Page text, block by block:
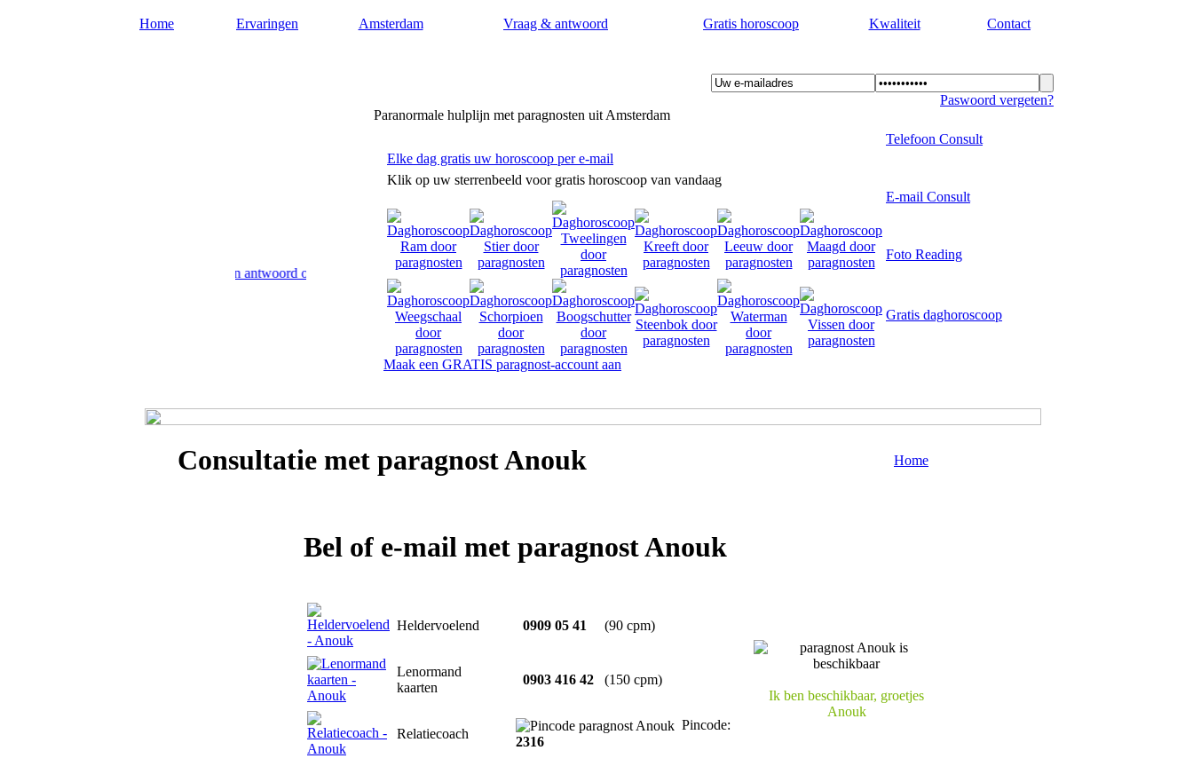
Home Ervaringen Amsterdam Vraag & antwoord Gratis horoscoop Kwaliteit Contact
Paranormale hulplijn met paragnosten uit Amsterdam
Paswoord vergeten?
paranormaal advies en antwoord op uw levensvragen. Toekomstvoorspellingen door paragnosten in Amsterdam.
Elke dag gratis uw horoscoop per e-mail
Klik op uw sterrenbeeld voor gratis horoscoop van vandaag
Maak een GRATIS paragnost-account aan
Telefoon Consult
E-mail Consult
Foto Reading
Gratis daghoroscoop
Consultatie met paragnost Anouk Home
Bel of e-mail met paragnost Anouk
Heldervoelend 0909 05 41 (90 cpm)
Ik ben beschikbaar, groetjes
Anouk
Lenormand
kaarten
0903 416 42 (150 cpm)
Relatiecoach
Pincode:
2316